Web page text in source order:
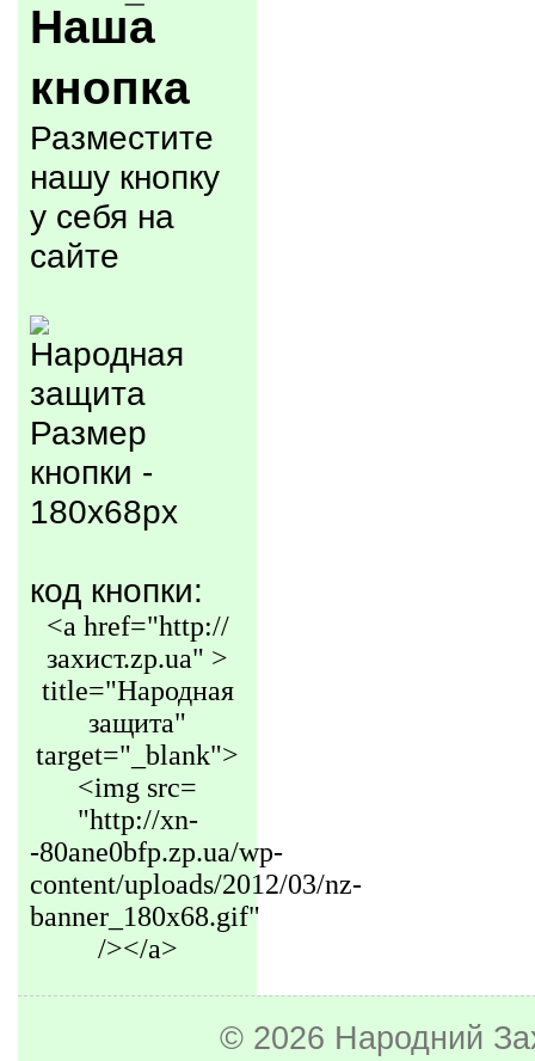
Наша
кнопка
Разместите
нашу кнопку
у себя на
сайте
Размер
кнопки -
180x68px
код кнопки:
<a href="http://
захист.zp.ua" >
title="Народная
защита"
target="_blank">
<img src=
"http://xn-
-80ane0bfp.zp.ua/wp-
content/uploads/2012/03/nz-
banner_180x68.gif"
/></a>
© 2026 Народний